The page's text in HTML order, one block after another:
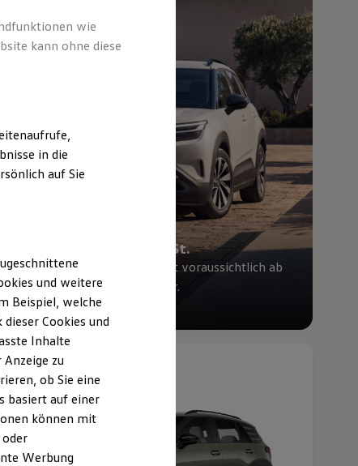
Ab 27.995,00 € inkl. MwSt.
Die Ausstattungslinie Trend ist voraussichtlich ab
Mitte Oktober 2026 bestellbar.
ID. Cross konfigurieren
Neu
wie
kann ohne diese
in die
auf Sie
und weitere
Beispiel, welche
Cookies und
Inhalte
zu
ob Sie eine
basiert auf einer
können mit
Werbung